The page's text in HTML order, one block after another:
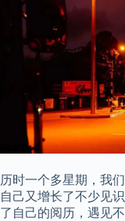
历时一个多星期，我
自己又增长了不少见
了自己的阅历，遇见